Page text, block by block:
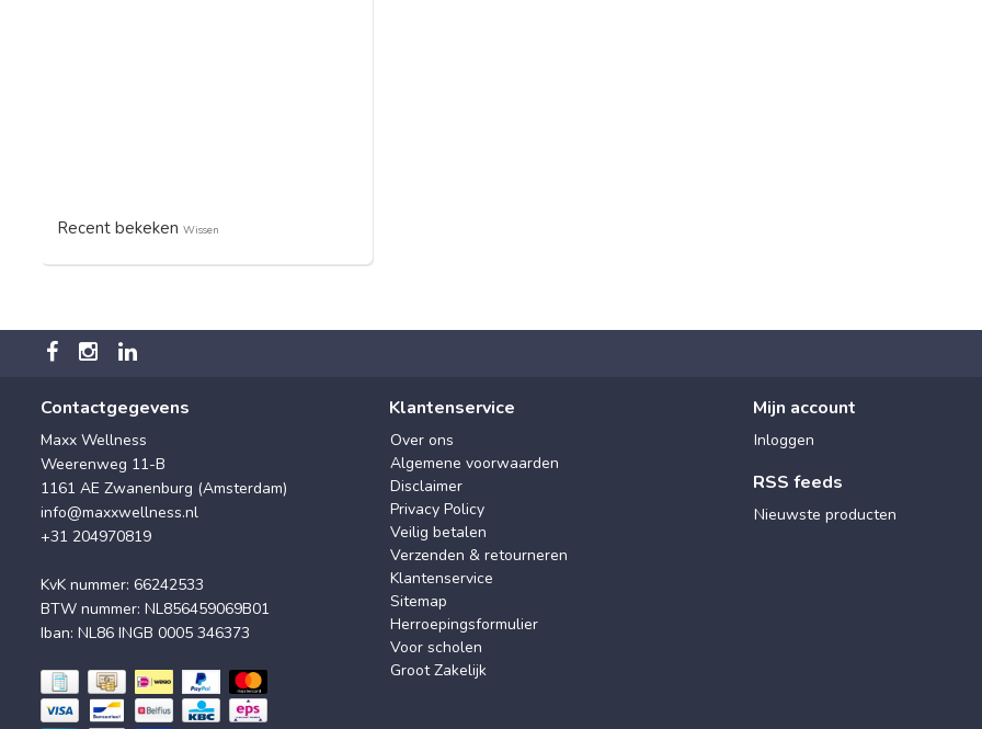
Recent bekeken Wissen
Contactgegevens
Maxx Wellness
Weerenweg 11-B
1161 AE Zwanenburg (Amsterdam)
info@maxxwellness.nl
+31 204970819
KvK nummer: 66242533
BTW nummer: NL856459069B01
Iban: NL86 INGB 0005 346373
Klantenservice
Over ons
Algemene voorwaarden
Disclaimer
Privacy Policy
Veilig betalen
Verzenden & retourneren
Klantenservice
Sitemap
Herroepingsformulier
Voor scholen
Groot Zakelijk
Mijn account
Inloggen
RSS feeds
Nieuwste producten